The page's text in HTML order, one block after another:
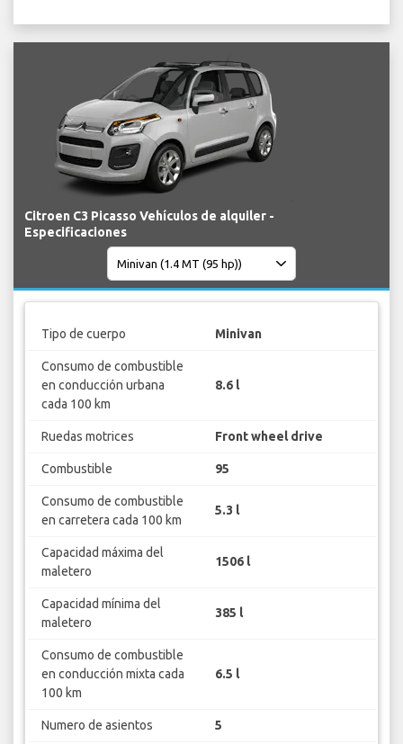
Citroen C3 Picasso Vehículos de alquiler -
Especificaciones
Tipo de cuerpo Minivan
Consumo de combustible
en conducción urbana
cada 100 km
8.6 l
Ruedas motrices Front wheel drive
Combustible 95
Consumo de combustible
en carretera cada 100 km
5.3 l
Capacidad máxima del
maletero
1506 l
Capacidad mínima del
maletero
385 l
Consumo de combustible
en conducción mixta cada
100 km
6.5 l
Numero de asientos 5